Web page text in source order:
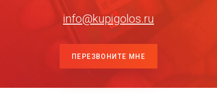
info@kupigolos.ru
ПЕРЕЗВОНИТЕ МНЕ